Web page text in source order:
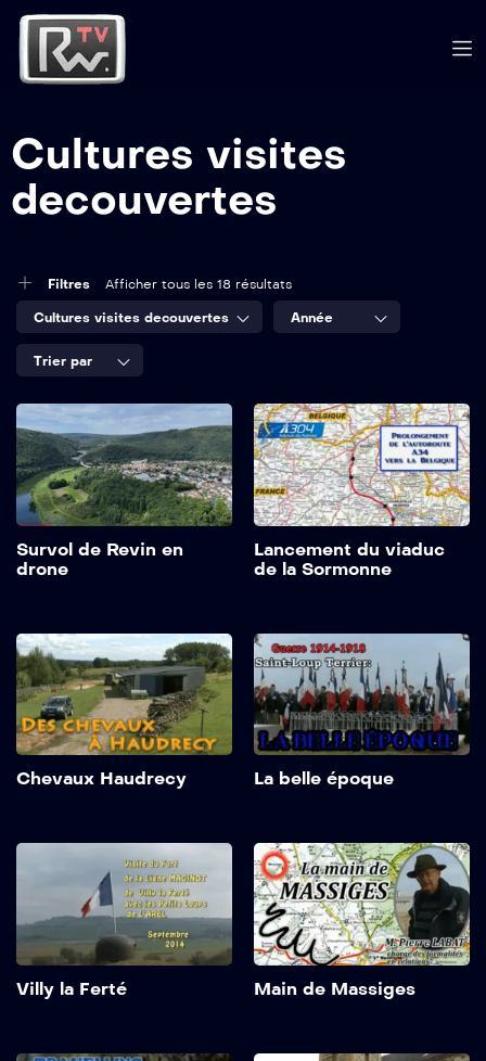
Cultures visites
decouvertes
Filtres Afficher tous les 18 résultats
Cultures visites decouvertes Année
Trier par
Survol de Revin en
drone
Lancement du viaduc
de la Sormonne
Chevaux Haudrecy La belle époque
Villy la Ferté Main de Massiges